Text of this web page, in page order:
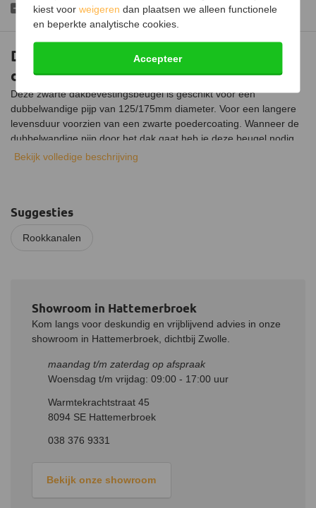
Dakbevestigingsbeugel voor
dubbelwandig Ø125/175mm (zwart)
Deze zwarte dakbevestingsbeugel is geschikt voor een
dubbelwandige pijp van 125/175mm diameter. Voor een langere
levensduur voorzien van een zwarte poedercoating. Wanneer de
dubbelwandige pijp door het dak gaat heb je deze beugel nodig,
zodat de pijp wordt vast gezet en ondersteund. Ook bij een schuin
Bekijk volledige beschrijving
Dekt het gat in het dak niet helemaal af
Suggesties
Rookkanalen
Showroom in Hattemerbroek
Kom langs voor deskundig en vrijblijvend advies in onze
showroom in Hattemerbroek, dichtbij Zwolle.
maandag t/m zaterdag op afspraak
Woensdag t/m vrijdag: 09:00 - 17:00 uur
Warmtekrachtstraat 45
8094 SE Hattemerbroek
038 376 9331
Bekijk onze showroom
kiest voorweigeren dan plaatsen we alleen functionele
en beperkte analytische cookies.
Accepteer